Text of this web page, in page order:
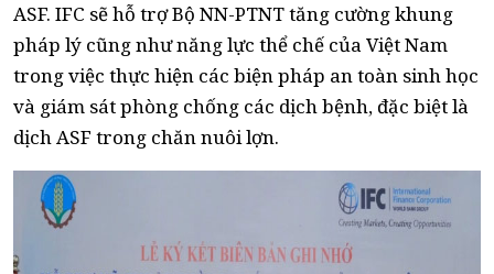
ASF. IFC sẽ hỗ trợ Bộ NN-PTNT tăng cường khung
pháp lý cũng như năng lực thể chế của Việt Nam
trong việc thực hiện các biện pháp an toàn sinh học
và giám sát phòng chống các dịch bệnh, đặc biệt là
dịch ASF trong chăn nuôi lợn.